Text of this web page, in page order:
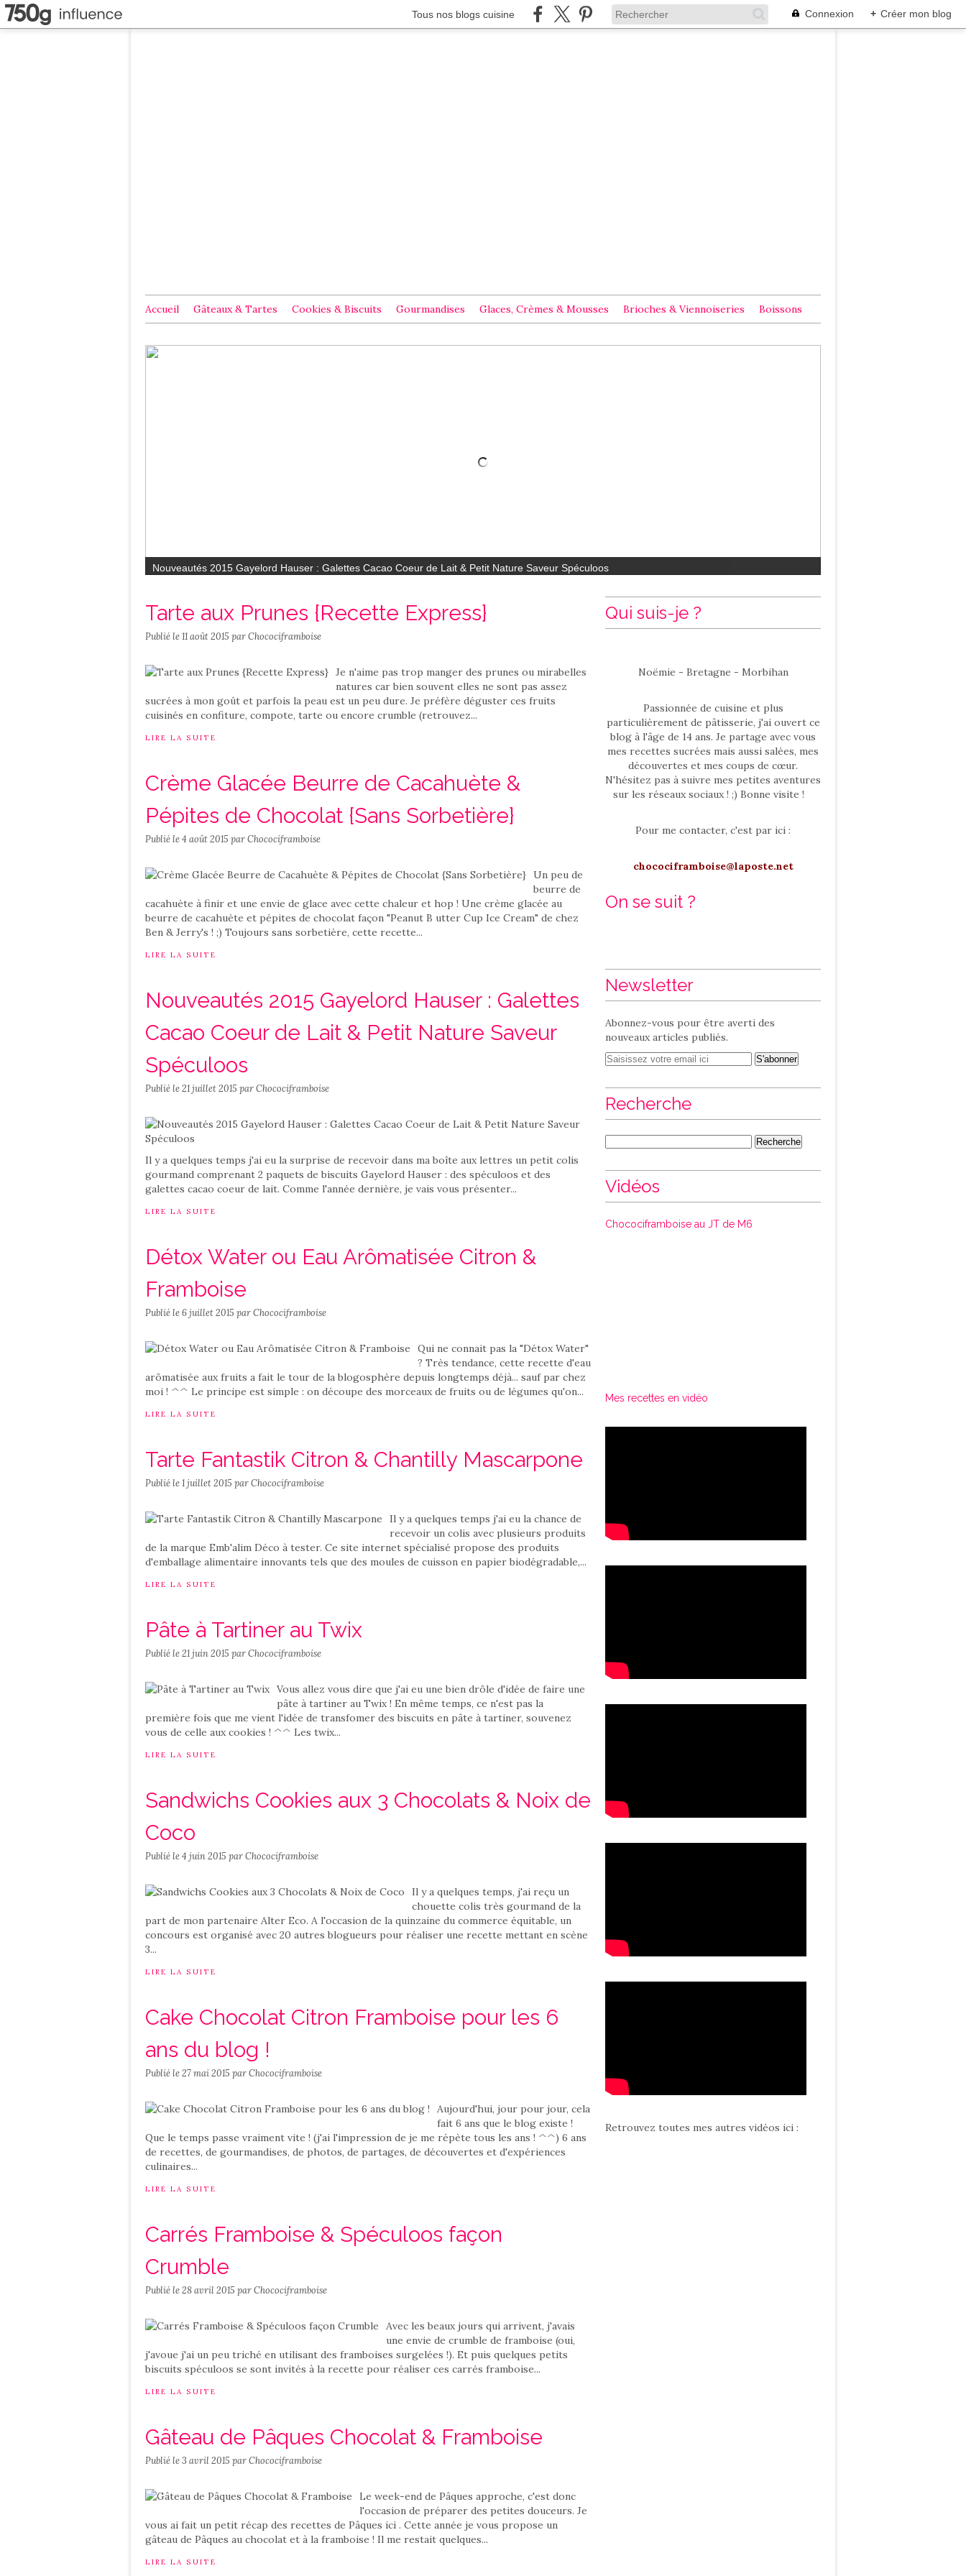
Tous nos blogs cuisine Connexion + Créer mon blog
Accueil Gâteaux & Tartes Cookies & Biscuits Gourmandises Glaces, Crèmes & Mousses Brioches & Viennoiseries Boissons
Nouveautés 2015 Gayelord Hauser : Galettes Cacao Coeur de Lait & Petit Nature Saveur Spéculoos
Tarte aux Prunes {Recette Express}
Publié le11 août 2015 par Chocociframboise
Je n'aime pas trop manger des prunes ou mirabelles
natures car bien souvent elles ne sont pas assez
sucrées à mon goût et parfois la peau est un peu dure. Je préfère déguster ces fruits
cuisinés en confiture, compote, tarte ou encore crumble (retrouvez...
LIRE LA SUITE
Crème Glacée Beurre de Cacahuète &
Pépites de Chocolat {Sans Sorbetière}
Publié le4 août 2015 par Chocociframboise
Un peu de
beurre de
cacahuète à finir et une envie de glace avec cette chaleur et hop ! Une crème glacée au
beurre de cacahuète et pépites de chocolat façon "Peanut B utter Cup Ice Cream" de chez
Ben & Jerry's ! ;) Toujours sans sorbetière, cette recette...
LIRE LA SUITE
Nouveautés 2015 Gayelord Hauser : Galettes
Cacao Coeur de Lait & Petit Nature Saveur
Spéculoos
Publié le21 juillet 2015 par Chocociframboise
Il y a quelques temps j'ai eu la surprise de recevoir dans ma boîte aux lettres un petit colis
gourmand comprenant 2 paquets de biscuits Gayelord Hauser : des spéculoos et des
galettes cacao coeur de lait. Comme l'année dernière, je vais vous présenter...
LIRE LA SUITE
Détox Water ou Eau Arômatisée Citron &
Framboise
Publié le6 juillet 2015 par Chocociframboise
Qui ne connait pas la "Détox Water"
? Très tendance, cette recette d'eau
arômatisée aux fruits a fait le tour de la blogosphère depuis longtemps déjà... sauf par chez
moi ! ^^ Le principe est simple : on découpe des morceaux de fruits ou de légumes qu'on...
LIRE LA SUITE
Tarte Fantastik Citron & Chantilly Mascarpone
Publié le1 juillet 2015 par Chocociframboise
Il y a quelques temps j'ai eu la chance de
recevoir un colis avec plusieurs produits
de la marque Emb'alim Déco à tester. Ce site internet spécialisé propose des produits
d'emballage alimentaire innovants tels que des moules de cuisson en papier biodégradable,...
LIRE LA SUITE
Pâte à Tartiner au Twix
Publié le21 juin 2015 par Chocociframboise
Vous allez vous dire que j'ai eu une bien drôle d'idée de faire une
pâte à tartiner au Twix ! En même temps, ce n'est pas la
première fois que me vient l'idée de transfomer des biscuits en pâte à tartiner, souvenez
vous de celle aux cookies ! ^^ Les twix...
LIRE LA SUITE
Sandwichs Cookies aux 3 Chocolats & Noix de
Coco
Publié le4 juin 2015 par Chocociframboise
Il y a quelques temps, j'ai reçu un
chouette colis très gourmand de la
part de mon partenaire Alter Eco. A l'occasion de la quinzaine du commerce équitable, un
concours est organisé avec 20 autres blogueurs pour réaliser une recette mettant en scène
3...
LIRE LA SUITE
Cake Chocolat Citron Framboise pour les 6
ans du blog !
Publié le27 mai 2015 par Chocociframboise
Aujourd'hui, jour pour jour, cela
fait 6 ans que le blog existe !
Que le temps passe vraiment vite ! (j'ai l'impression de je me répète tous les ans ! ^^) 6 ans
de recettes, de gourmandises, de photos, de partages, de découvertes et d'expériences
culinaires...
LIRE LA SUITE
Carrés Framboise & Spéculoos façon
Crumble
Publié le28 avril 2015 par Chocociframboise
Avec les beaux jours qui arrivent, j'avais
une envie de crumble de framboise (oui,
j'avoue j'ai un peu triché en utilisant des framboises surgelées !). Et puis quelques petits
biscuits spéculoos se sont invités à la recette pour réaliser ces carrés framboise...
LIRE LA SUITE
Gâteau de Pâques Chocolat & Framboise
Publié le3 avril 2015 par Chocociframboise
Le week-end de Pâques approche, c'est donc
l'occasion de préparer des petites douceurs. Je
vous ai fait un petit récap des recettes de Pâques ici . Cette année je vous propose un
gâteau de Pâques au chocolat et à la framboise ! Il me restait quelques...
LIRE LA SUITE
Qui suis-je ?
Noëmie - Bretagne - Morbihan
Passionnée de cuisine et plus
particulièrement de pâtisserie, j'ai ouvert ce
blog à l'âge de 14 ans. Je partage avec vous
mes recettes sucrées mais aussi salées, mes
découvertes et mes coups de cœur.
N'hésitez pas à suivre mes petites aventures
sur les réseaux sociaux ! ;) Bonne visite !
Pour me contacter, c'est par ici :
chocociframboise@laposte.net
On se suit ?
Newsletter
Abonnez-vous pour être averti des
nouveaux articles publiés.
Recherche
Vidéos
Chocociframboise au JT de M6
Mes recettes en vidéo
Retrouvez toutes mes autres vidéos ici :